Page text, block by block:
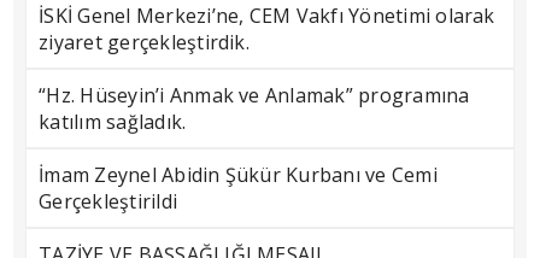
İSKİ Genel Merkezi’ne, CEM Vakfı Yönetimi olarak
ziyaret gerçekleştirdik.
“Hz. Hüseyin’i Anmak ve Anlamak” programına
katılım sağladık.
İmam Zeynel Abidin Şükür Kurbanı ve Cemi
Gerçekleştirildi